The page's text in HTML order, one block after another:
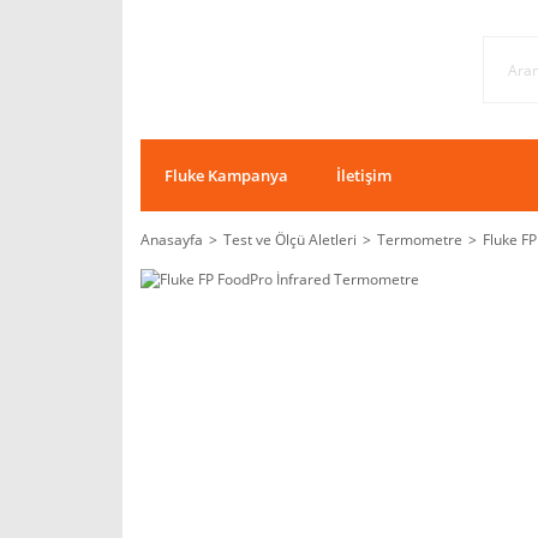
Fluke Kampanya İletişim
Anasayfa Test ve Ölçü Aletleri Termometre
Fluke